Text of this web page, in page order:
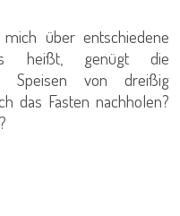
über entschiedene
heißt, genügt die
Speisen von dreißig
das Fasten nachholen?